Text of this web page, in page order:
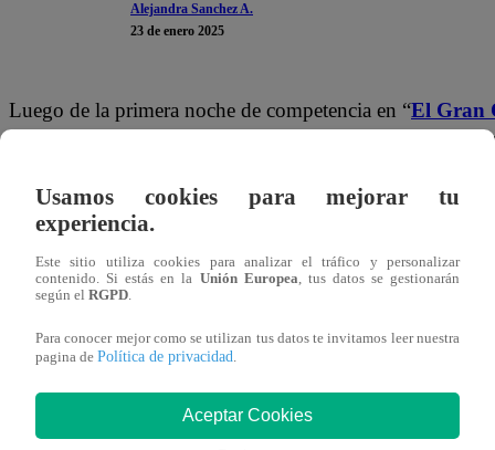
Alejandra Sanchez A.
23 de enero 2025
Luego de la primera noche de competencia en “El Gran
conocer las tres duplas que pasaron directamente a la
Mariella Zanetti y su hijo Massi fueron los beneficiados.
La primera dupla salvada de la noche fue Bianca y Alli
actriz de “Papá en Apuros” gritó sumamente
En tanto, la segunda pareja que se salvó de la Noche
Usamos cookies para mejorar tu
experiencia.
Este sitio utiliza cookies para analizar el tráfico y personalizar
contenido. Si estás en la Unión Europea, tus datos se gestionarán
según el RGPD.
Para conocer mejor como se utilizan tus datos te invitamos leer nuestra
pagina de Política de privacidad.
Aceptar Cookies